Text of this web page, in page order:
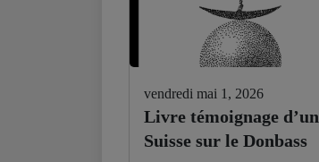
vendredi mai 1, 2026
Livre témoignage d’un
Suisse sur le Donbass